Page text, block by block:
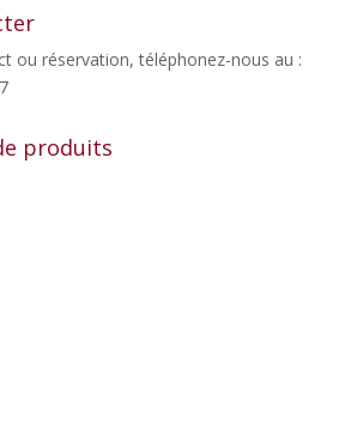
ou réservation, téléphonez-nous au :
produits